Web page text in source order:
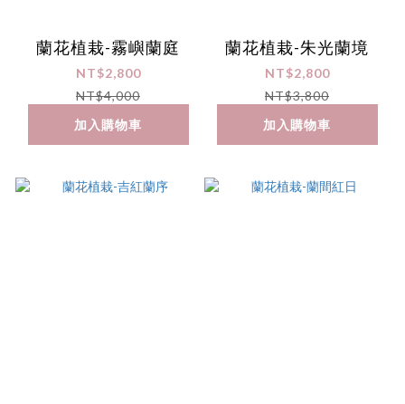
蘭花植栽-霧嶼蘭庭
NT$2,800
NT$4,000
加入購物車
蘭花植栽-朱光蘭境
NT$2,800
NT$3,800
加入購物車